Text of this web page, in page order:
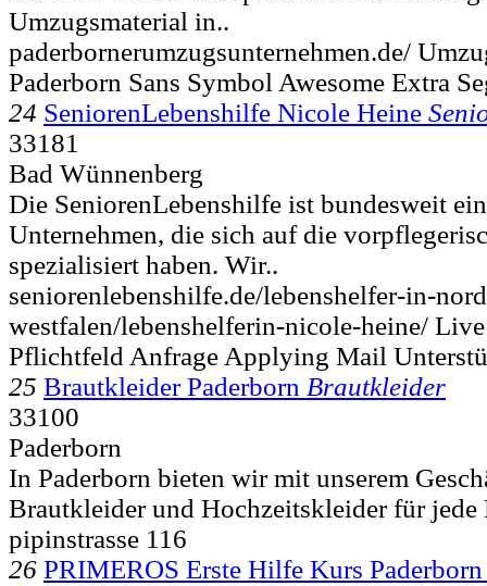
Umzugsmaterial in..
paderbornerumzugsunternehmen.de/
Paderborn Sans Symbol Awesome Extra
24 SeniorenLebenshilfe Nicole Heine
33181
Bad Wünnenberg
Die SeniorenLebenshilfe ist bundesweit
Unternehmen, die sich auf die
spezialisiert haben. Wir..
seniorenlebenshilfe.de/lebenshelfer-in-
westfalen/lebenshelferin-nicole-heine/
Pflichtfeld Anfrage Applying Mail
25 Brautkleider Paderborn Brautkleider
33100
Paderborn
In Paderborn bieten wir mit unserem
Brautkleider und Hochzeitskleider für jede
pipinstrasse 116
26 PRIMEROS Erste Hilfe Kurs Paderborn